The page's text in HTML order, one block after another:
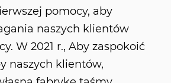
pomocy, aby
naszych klientów
W 2021 r., Aby zaspokoić
naszych klientów,